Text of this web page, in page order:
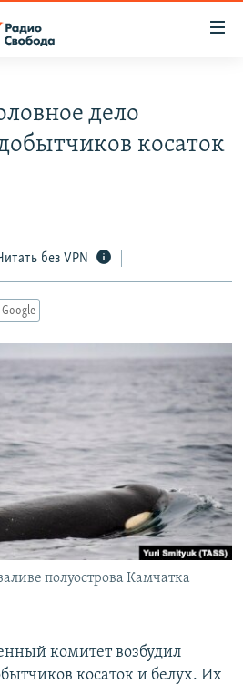
дело
косаток
без VPN
полуострова Камчатка
комитет возбудил
косаток и белух. Их